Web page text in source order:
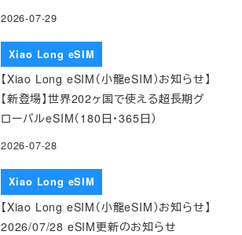
2026-07-29
Xiao Long eSIM
【Xiao Long eSIM（小龍eSIM）お知らせ】
【新登場】世界202ヶ国で使える超長期グ
ローバルeSIM（180日・365日）
2026-07-28
Xiao Long eSIM
【Xiao Long eSIM（小龍eSIM）お知らせ】
2026/07/28 eSIM更新のお知らせ